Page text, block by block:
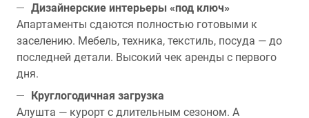
Дизайнерские интерьеры «под ключ»
Апартаменты сдаются полностью готовыми к
заселению. Мебель, техника, текстиль, посуда — до
последней детали. Высокий чек аренды с первого
дня.
Круглогодичная загрузка
Алушта — курорт с длительным сезоном. А